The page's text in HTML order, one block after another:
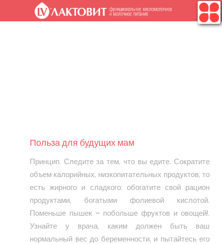
Польза для будущих мам
Принцип. Следите за тем, что вы едите. Сократите
объем калорийных, низкопитательных продуктов, то
есть жирного и сладкого: обогатите свой рацион
продуктами, богатыми фолиевой кислотой.
Поменьше пышек – побольше фруктов и овощей!.
Узнайте у врача, каким должен быть ваш
нормальный вес до беременности, и пытайтесь его